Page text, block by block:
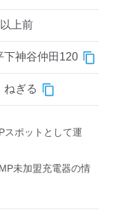
上前
下神谷仲田120
ねぎる
スポットとして運
未加盟充電器の情